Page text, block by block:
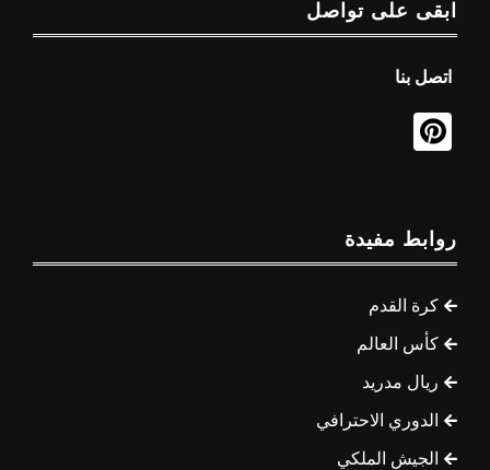
ابقى على تواصل
اتصل بنا
روابط مفيدة
كرة القدم
كأس العالم
ريال مدريد
الدوري الاحترافي
الجيش الملكي